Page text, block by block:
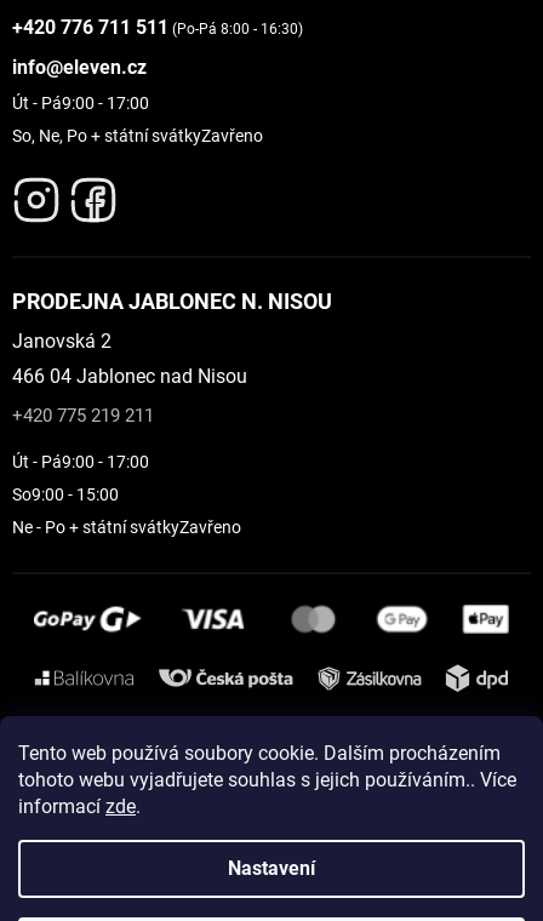
Tento web používá soubory cookie. Dalším procházením
tohoto webu vyjadřujete souhlas s jejich používáním.. Více
informací zde.
Nastavení
+420 776 711 511 (Po-Pá 8:00 - 16:30)
info@eleven.cz
Út - Pá9:00 - 17:00
So, Ne, Po + státní svátkyZavřeno
PRODEJNA JABLONEC N. NISOU
Janovská 2
466 04 Jablonec nad Nisou
+420 775 219 211
Út - Pá9:00 - 17:00
So9:00 - 15:00
Ne - Po + státní svátkyZavřeno
Instagram
Vytvořil Shoptet